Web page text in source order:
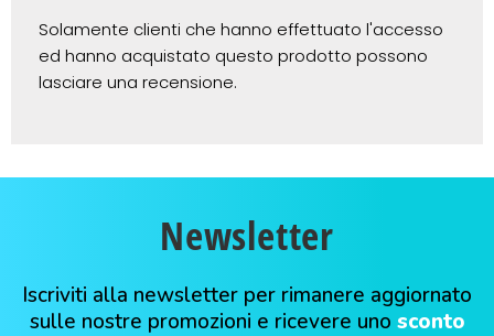
Solamente clienti che hanno effettuato l'accesso
ed hanno acquistato questo prodotto possono
lasciare una recensione.
Newsletter
Iscriviti alla newsletter per rimanere aggiornato
sulle nostre promozioni e ricevere uno sconto